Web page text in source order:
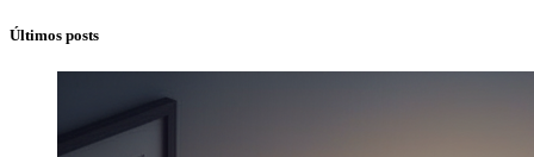
Últimos posts